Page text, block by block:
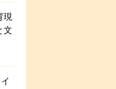
現
文